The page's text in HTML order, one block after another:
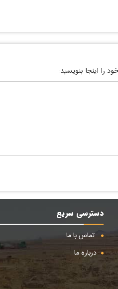
را اینجا بنویسید:
دسترسی سریع
تماس با ما
درباره ما